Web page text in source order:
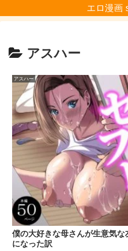
エロ漫画
アスハー
アスハー
僕の大好きな母さんが生意気
になった訳